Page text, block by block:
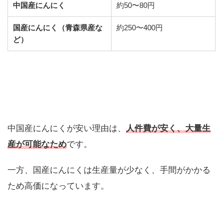
中国産にんにく 約50〜80円
国産にんにく（青森県産な
ど）
約250〜400円
中国産にんにくが安い理由は、 人件費が安く、大量生
産が可能なためです。
一方、国産にんにくは生産量が少なく、手間がかかる
ため高価になっています。